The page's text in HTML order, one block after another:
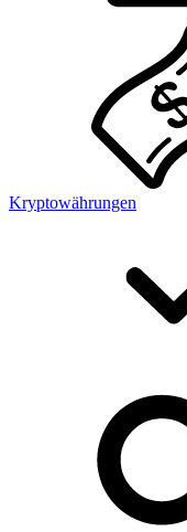
Kryptowährungen